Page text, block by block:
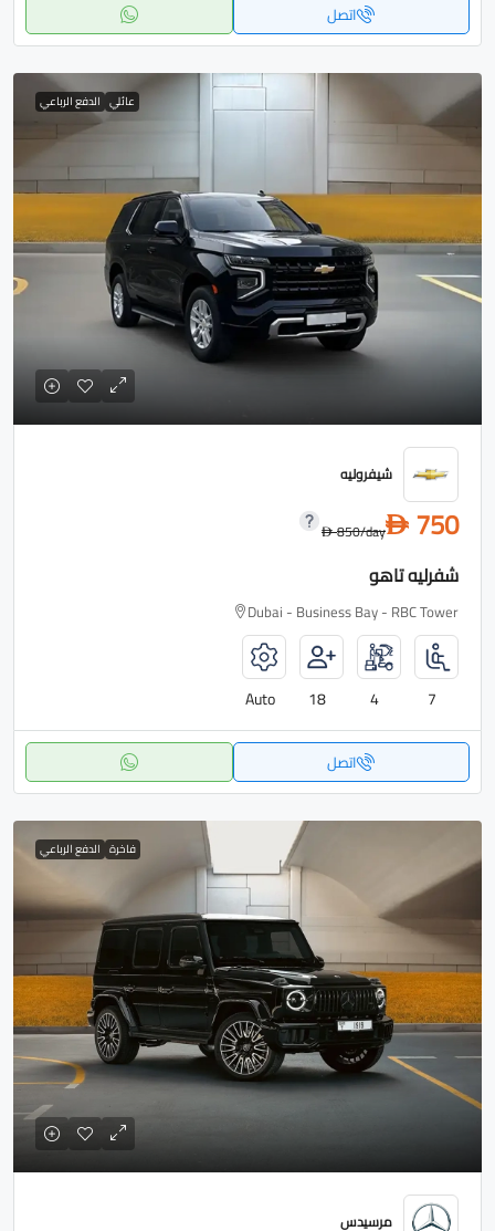
اتصل
عائلي الدفع الرباعي
شيفروليه
D 750
D850/day
شفرليه تاهو
Dubai - Business Bay - RBC Tower
7
4
18
Auto
اتصل
فاخرة الدفع الرباعي
مرسيدس